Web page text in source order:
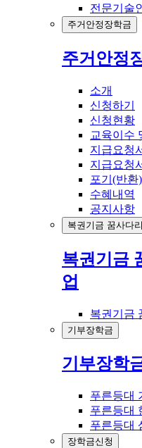
전문기술
주거안정장학금
주거안정
소개
신청하기
신청현황
교육이수
지급요청
지급요청
포기(반환
수혜내역
공지사항
복권기금 꿈사다
복권기금
업
복권기금
기부장학금
기부장학
푸른등대
푸른등대
푸른등대
장학금신청